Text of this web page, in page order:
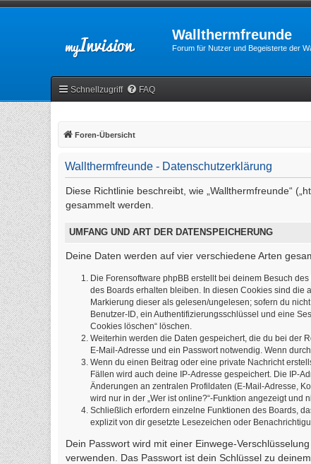
Wallthermfreunde
Forum für Nutzer und Begeisterte der
Schnellzugriff FAQ
Foren-Übersicht
Wallthermfreunde - Datenschutzerklärung
Diese Richtlinie beschreibt, wie „Wallthermfreunde“
gesammelt werden.
UMFANG UND ART DER DATENSPEICHERUNG
Deine Daten werden auf vier verschiedene Arten
Die Forensoftware phpBB erstellt bei deinem Besuch
des Boards erhalten bleiben. In diesen Cookies sind die
Markierung dieser als gelesen/ungelesen; sofern du
Benutzer-ID, ein Authentifizierungsschlüssel und eine
Cookies löschen“ löschen.
Weiterhin werden die Daten gespeichert, die du bei der
E-Mail-Adresse und ein Passwort notwendig. Wenn
Wenn du einen Beitrag oder eine private Nachricht
Fällen wird auch deine IP-Adresse gespeichert. Die IP-
Änderungen an zentralen Profildaten (E-Mail-Adresse,
wird nur in der „Wer ist online?“-Funktion angezeigt und
Schließlich erfordern einzelne Funktionen des Boards,
explizit von dir gesetzte Lesezeichen oder
Dein Passwort wird mit einer Einwege-
verwenden. Das Passwort ist dein Schlüssel zu